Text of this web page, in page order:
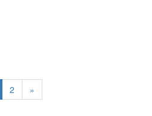
2
»